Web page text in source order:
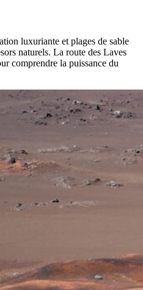
luxuriante et plages de sable
naturels. La route des Laves
comprendre la puissance du